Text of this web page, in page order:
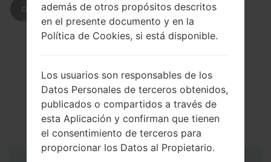
DESCARGAR
además de otros propósitos descritos
en el presente documento y en la
Política de Cookies, si está disponible.
Los usuarios son responsables de los
Datos Personales de terceros obtenidos,
publicados o compartidos a través de
esta Aplicación y confirman que tienen
el consentimiento de terceros para
proporcionar los Datos al Propietario.